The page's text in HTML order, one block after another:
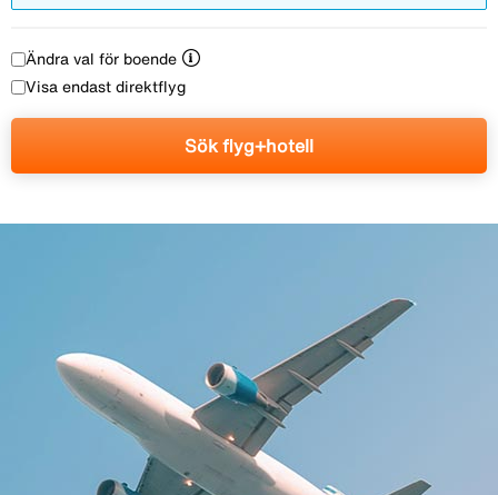
Ändra val för boende
Visa endast direktflyg
Sök flyg+hotell